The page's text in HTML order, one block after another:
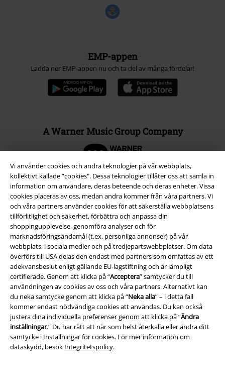
Vi använder cookies och andra teknologier på vår webbplats,
kollektivt kallade “cookies". Dessa teknologier tillåter oss att samla in
information om användare, deras beteende och deras enheter. Vissa
cookies placeras av oss, medan andra kommer från våra partners. Vi
och våra partners använder cookies för att säkerställa webbplatsens
tillförlitlighet och säkerhet, förbättra och anpassa din
shoppingupplevelse, genomföra analyser och för
marknadsföringsändamål (t.ex. personliga annonser) på vår
webbplats, i sociala medier och på tredjepartswebbplatser. Om data
överförs till USA delas den endast med partners som omfattas av ett
adekvansbeslut enligt gällande EU-lagstiftning och är lämpligt
certifierade. Genom att klicka på “Acceptera” samtycker du till
användningen av cookies av oss och våra partners. Alternativt kan
du neka samtycke genom att klicka på “Neka alla” – i detta fall
kommer endast nödvändiga cookies att användas. Du kan också
justera dina individuella preferenser genom att klicka på “Ändra
inställningar.” Du har rätt att när som helst återkalla eller ändra ditt
samtycke i Inställningar för cookies. För mer information om
dataskydd, besök Integritetspolicy.
EMP-appen
Ladda ner EMP-appen nu och ta del av många fördelar!
A Warner Music Group Company
Juridisk information/Villkor
Villkor
Om oss
Ladda ner villkoren